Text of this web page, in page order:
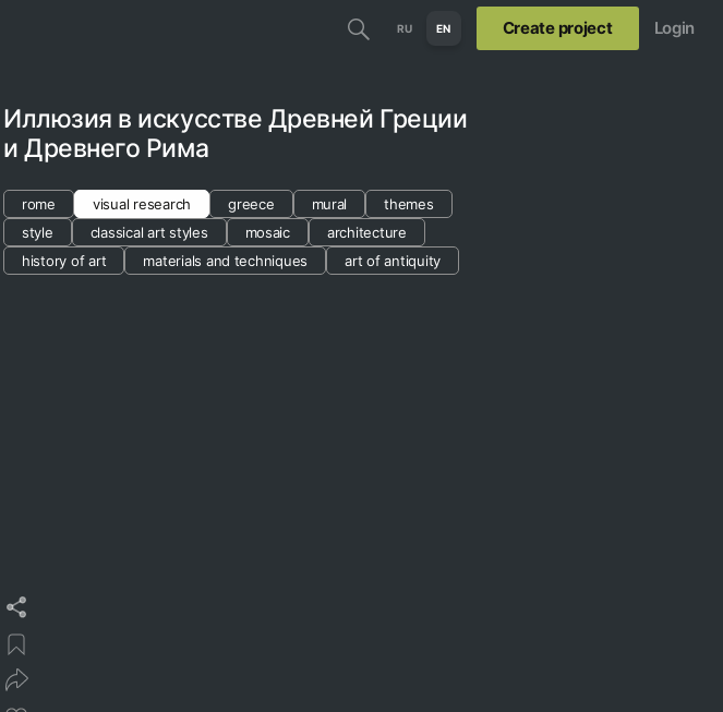
RU EN Create project Login
Иллюзия в искусстве Древней Греции
и Древнего Рима
rome visual research greece mural
themes
style
classical art styles mosaic
architecture
history of art
materials and techniques art of antiquity